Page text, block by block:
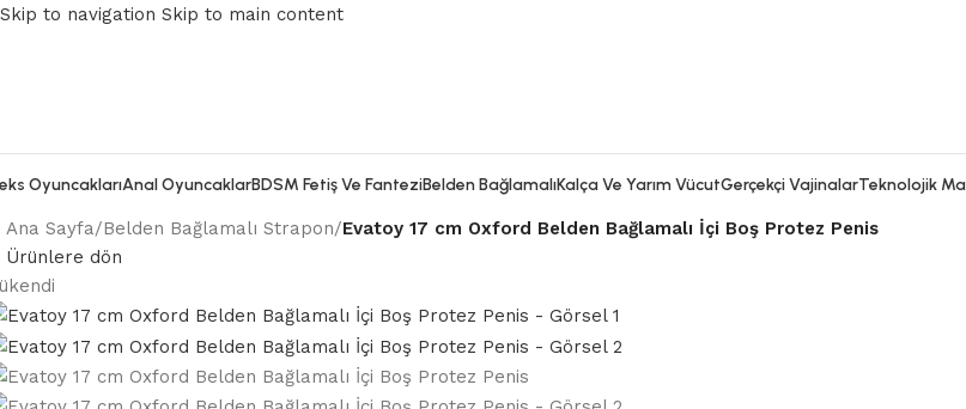
Skip to navigation Skip to main content
OyuncaklarıAnal OyuncaklarBDSM Fetiş Ve FanteziBelden BağlamalıKalça Ve Yarım VücutGerçekçi VajinalarTeknolojik
Ana Sayfa/Belden Bağlamalı Strapon/Evatoy 17 cm Oxford Belden Bağlamalı İçi Boş Protez Penis
Ürünlere dön